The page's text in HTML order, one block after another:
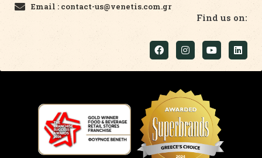
Email : contact-us@venetis.com.gr
Find us on: